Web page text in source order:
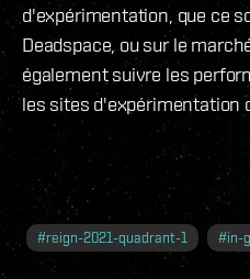
d'expérimentation, que ce
Deadspace, ou sur le
également suivre les
les sites d'expérimentation
#reign-2021-quadrant-1 #in-